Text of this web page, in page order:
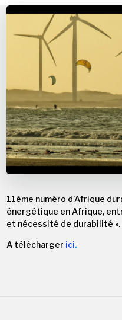
11ème numéro d’Afrique
énergétique en Afrique,
et nécessité de durabilité ».
A télécharger ici.